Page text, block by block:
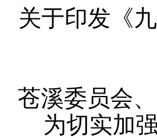
关于印发《
苍溪委员会
为切实加强